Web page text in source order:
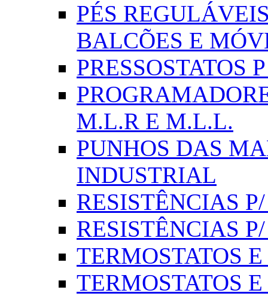
PÉS
BALCÕES E
PRESSOSTATOS
M.L.R E M.L.L.
PUNHOS DAS
INDUSTRIAL
RESISTÊNCIAS
RESISTÊNCIAS
TERMOSTATOS
TERMOSTATOS